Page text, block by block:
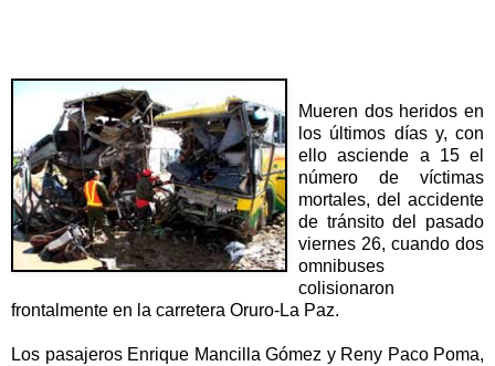
Mueren dos heridos en
los últimos días y, con
ello asciende a 15 el
número de víctimas
mortales, del accidente
de tránsito del pasado
viernes 26, cuando dos
omnibuses
colisionaron
frontalmente en la carretera Oruro-La Paz.
Los pasajeros Enrique Mancilla Gómez y Reny Paco Poma,